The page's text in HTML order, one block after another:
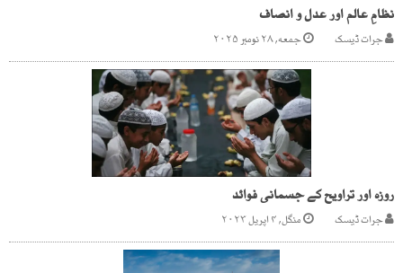
نظامِ عالم اور عدل و انصاف
جرات ڈیسک جمعه, ۲۸ نومبر ۲۰۲۵
روزہ اور تراویح کے جسمانی فوائد
جرات ڈیسک منگل, ۴ اپریل ۲۰۲۳